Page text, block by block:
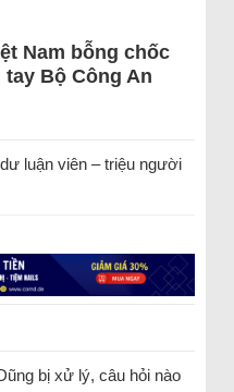
Nam bỗng chốc
Bộ Công An
luận viên – triệu người
bị xử lý, câu hỏi nào